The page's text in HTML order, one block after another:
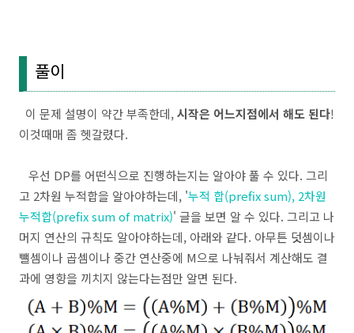
풀이
이 문제 설명이 약간 부족한데,시작은 어느지점에서 해도 된다!
이것때매 좀 헷갈렸다.
우선 DP를 어떤식으로 진행하는지는 알아야 풀 수 있다. 그리
고 2차원 누적합을 알아야하는데, '누적 합(prefix sum), 2차원
누적합(prefix sum of matrix)' 글을 보면 알 수 있다. 그리고 나
머지 연산의 규칙도 알아야하는데, 아래와 같다. 아무튼 덧셈이나
뺄셈이나 곱셈이나 중간 연산중에 M으로 나눠줘서 계산해도 결
과에 영향을 끼치지 않는다는점만 알면 된다.